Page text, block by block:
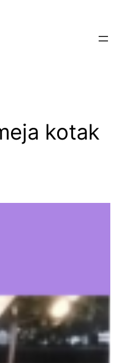
kotak